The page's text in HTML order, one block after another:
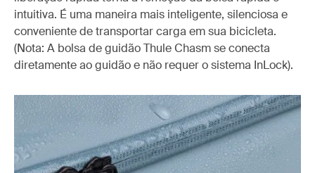
intuitiva. É uma maneira mais inteligente, silenciosa e
conveniente de transportar carga em sua bicicleta.
(Nota: A bolsa de guidão Thule Chasm se conecta
diretamente ao guidão e não requer o sistema InLock).